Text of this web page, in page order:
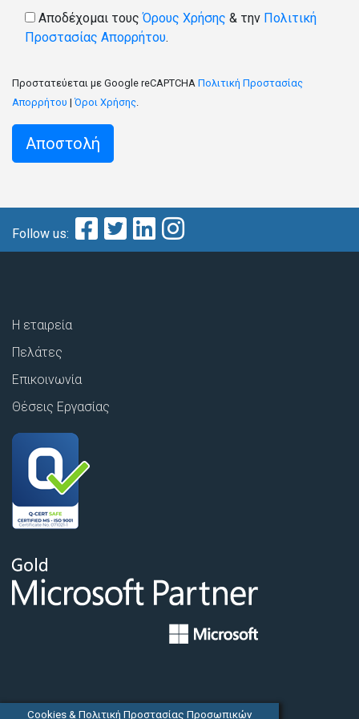
Αποδέχομαι τουςΌρους Χρήσης & την Πολιτική
Προστασίας Απορρήτου.
Προστατεύεται με Google reCAPTCHA Πολιτική Προστασίας
Απορρήτου | Όροι Χρήσης.
Follow us:
Η εταιρεία
Πελάτες
Επικοινωνία
Θέσεις Εργασίας
Cookies & Πολιτική Προστασίας Προσωπικών